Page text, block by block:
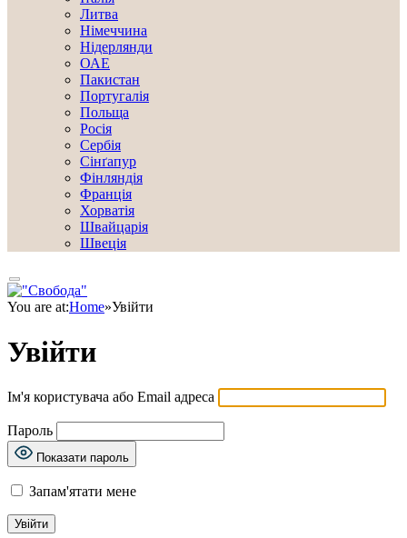
Литва
Німеччина
Нідерлянди
ОАЕ
Пакистан
Португалія
Польща
Росія
Сербія
Сінґапур
Фінляндія
Франція
Хорватія
Швайцарія
Швеція
You are at:Home»Увійти
Увійти
Ім'я користувача або Email адреса
Пароль
Показати пароль
Запам'ятати мене